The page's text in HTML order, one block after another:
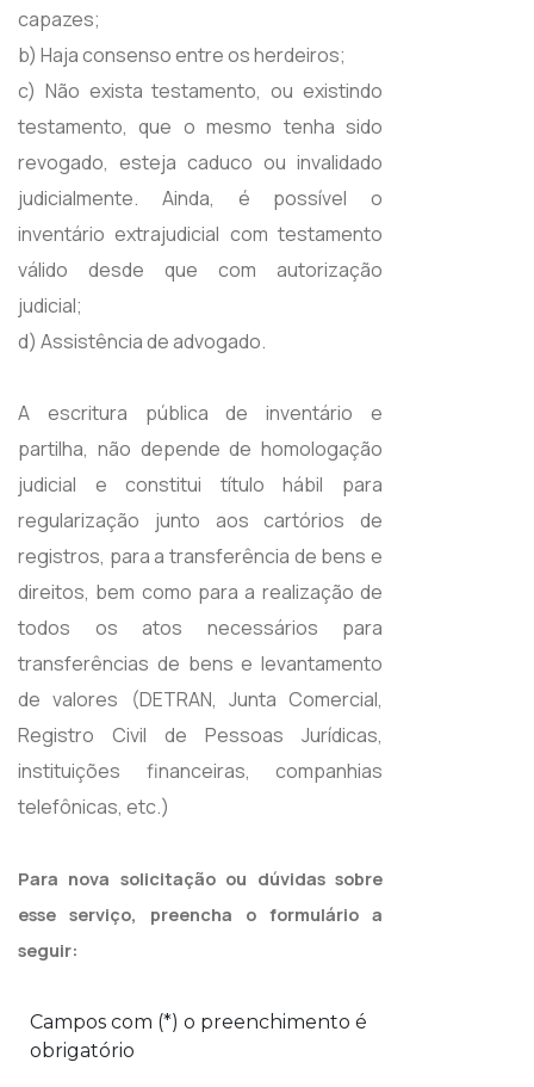
capazes;
b) Haja consenso entre os herdeiros;
c) Não exista testamento, ou existindo
testamento, que o mesmo tenha sido
revogado, esteja caduco ou invalidado
judicialmente. Ainda, é possível o
inventário extrajudicial com testamento
válido desde que com autorização
judicial;
d) Assistência de advogado.
A escritura pública de inventário e
partilha, não depende de homologação
judicial e constitui título hábil para
regularização junto aos cartórios de
registros, para a transferência de bens e
direitos, bem como para a realização de
todos os atos necessários para
transferências de bens e levantamento
de valores (DETRAN, Junta Comercial,
Registro Civil de Pessoas Jurídicas,
instituições financeiras, companhias
telefônicas, etc.)
Para nova solicitação ou dúvidas sobre
esse serviço, preencha o formulário a
seguir: